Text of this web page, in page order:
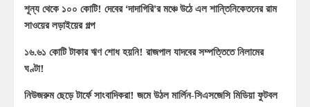
শূন্য থেকে ১০০ কোটি! দেবের ‘দাদাগিরি’র মঞ্চে উঠে এল শান্তিনিকেতনের রাম
সাওয়ের লড়াইয়ের গল্প
১৬.৬১ কোটি টাকার ঋণ শোধ হয়নি! রাজপাল যাদবের সম্পত্তিতে নিলামের
ঘণ্টা!
নিউজরুম ছেড়ে টার্ফে সাংবাদিকরা! জমে উঠল মার্লিন-সিএসজেসি মিডিয়া ফুটবল